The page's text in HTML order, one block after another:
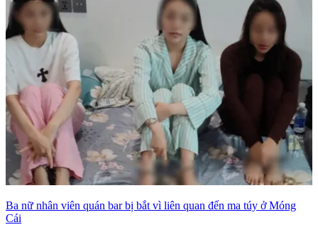
Ba nữ nhân viên quán bar bị bắt vì liên quan đến ma túy ở Móng
Cái